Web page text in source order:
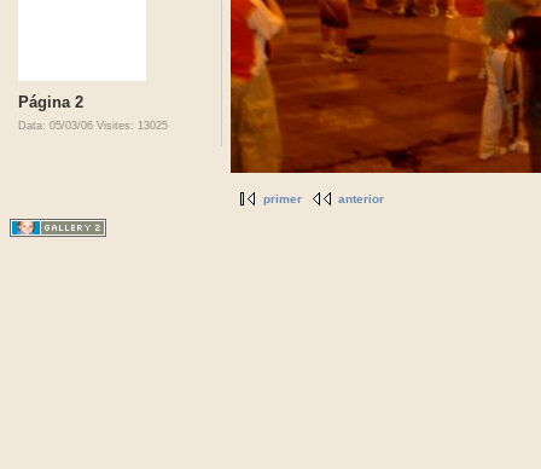
Página 2
Data: 05/03/06 Visites: 13025
primer anterior